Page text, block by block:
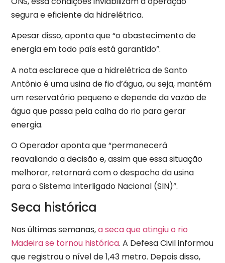
segura e eficiente da hidrelétrica.
Apesar disso, aponta que “o abastecimento de
energia em todo país está garantido”.
A nota esclarece que a hidrelétrica de Santo
Antônio é uma usina de fio d’água, ou seja, mantém
um reservatório pequeno e depende da vazão de
água que passa pela calha do rio para gerar
energia.
O Operador aponta que “permanecerá
reavaliando a decisão e, assim que essa situação
melhorar, retornará com o despacho da usina
para o Sistema Interligado Nacional (SIN)”.
Seca histórica
Nas últimas semanas,a seca que atingiu o rio
Madeira se tornou histórica. A Defesa Civil informou
que registrou o nível de 1,43 metro. Depois disso,